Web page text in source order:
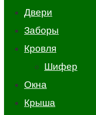
Двери
Заборы
Кровля
Шифер
Окна
Крыша